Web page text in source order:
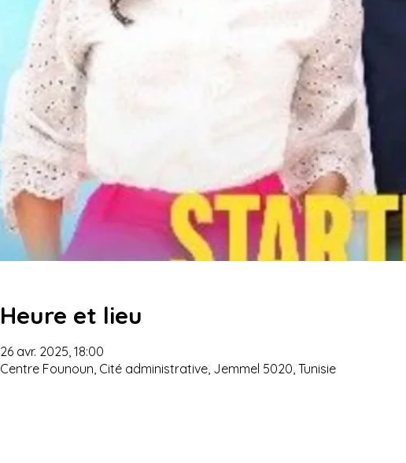
Heure et lieu
26 avr. 2025, 18:00
Centre Founoun, Cité administrative, Jemmel 5020, Tunisie